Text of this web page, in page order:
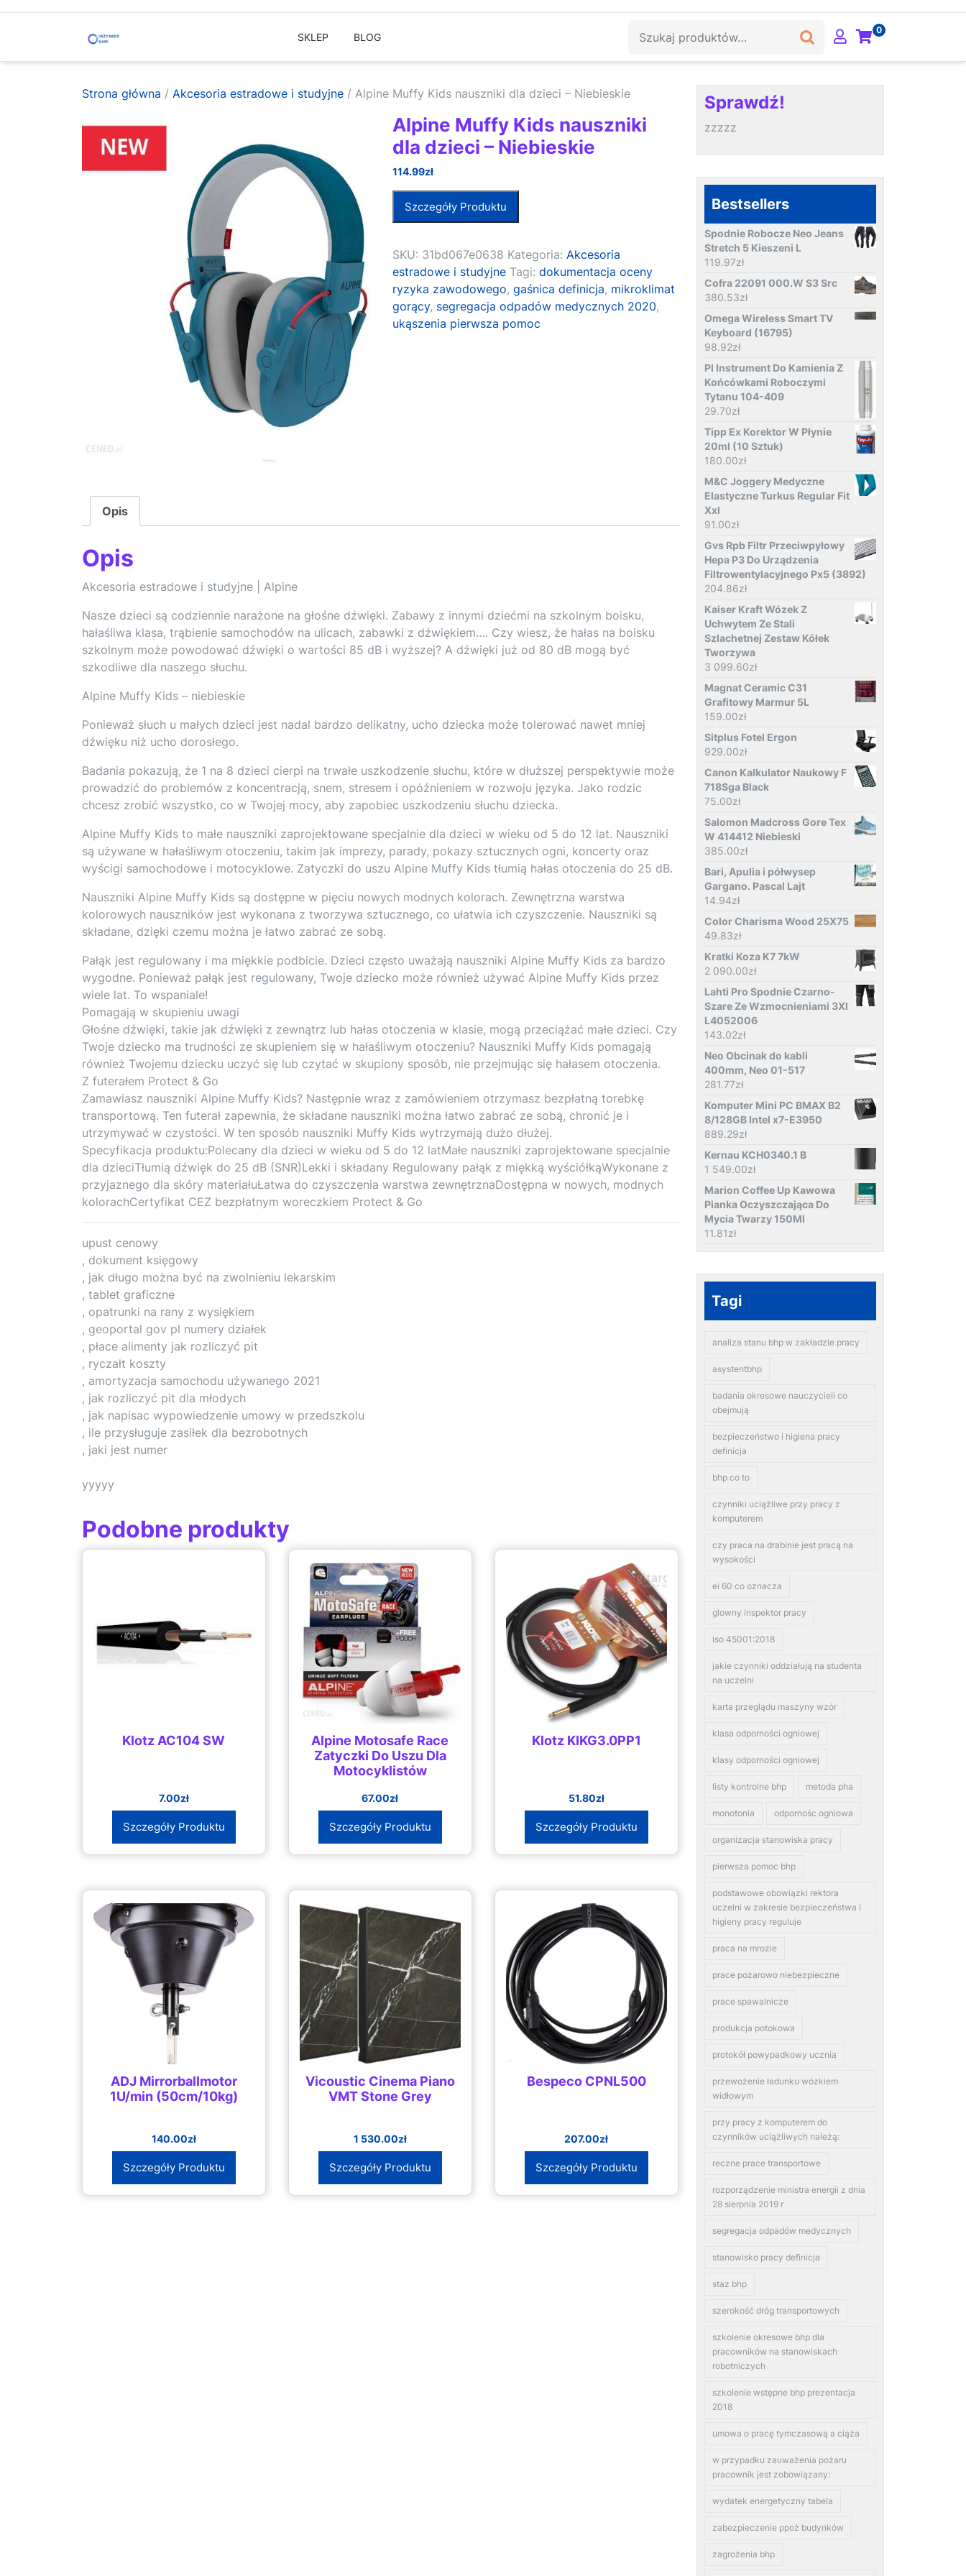
SKLEP BLOG
0
Strona główna / Akcesoria estradowe i studyjne / Alpine Muffy Kids nauszniki dla dzieci – Niebieskie
Alpine Muffy Kids nauszniki
dla dzieci – Niebieskie
114.99zł
Szczegóły Produktu
SKU: 31bd067e0638 Kategoria:Akcesoria
estradowe i studyjne Tagi:dokumentacja oceny
ryzyka zawodowego,gaśnica definicja, mikroklimat
gorący, segregacja odpadów medycznych 2020,
ukąszenia pierwsza pomoc
Opis
Opis
Akcesoria estradowe i studyjne | Alpine
Nasze dzieci są codziennie narażone na głośne dźwięki. Zabawy z innymi dziećmi na szkolnym boisku,
hałaśliwa klasa, trąbienie samochodów na ulicach, zabawki z dźwiękiem…. Czy wiesz, że hałas na boisku
szkolnym może powodować dźwięki o wartości 85 dB i wyższej? A dźwięki już od 80 dB mogą być
szkodliwe dla naszego słuchu.
Alpine Muffy Kids – niebieskie
Ponieważ słuch u małych dzieci jest nadal bardzo delikatny, ucho dziecka może tolerować nawet mniej
dźwięku niż ucho dorosłego.
Badania pokazują, że 1 na 8 dzieci cierpi na trwałe uszkodzenie słuchu, które w dłuższej perspektywie może
prowadzić do problemów z koncentracją, snem, stresem i opóźnieniem w rozwoju języka. Jako rodzic
chcesz zrobić wszystko, co w Twojej mocy, aby zapobiec uszkodzeniu słuchu dziecka.
Alpine Muffy Kids to małe nauszniki zaprojektowane specjalnie dla dzieci w wieku od 5 do 12 lat. Nauszniki
są używane w hałaśliwym otoczeniu, takim jak imprezy, parady, pokazy sztucznych ogni, koncerty oraz
wyścigi samochodowe i motocyklowe. Zatyczki do uszu Alpine Muffy Kids tłumią hałas otoczenia do 25 dB.
Nauszniki Alpine Muffy Kids są dostępne w pięciu nowych modnych kolorach. Zewnętrzna warstwa
kolorowych nauszników jest wykonana z tworzywa sztucznego, co ułatwia ich czyszczenie. Nauszniki są
składane, dzięki czemu można je łatwo zabrać ze sobą.
Pałąk jest regulowany i ma miękkie podbicie. Dzieci często uważają nauszniki Alpine Muffy Kids za bardzo
wygodne. Ponieważ pałąk jest regulowany, Twoje dziecko może również używać Alpine Muffy Kids przez
wiele lat. To wspaniale!
Pomagają w skupieniu uwagi
Głośne dźwięki, takie jak dźwięki z zewnątrz lub hałas otoczenia w klasie, mogą przeciążać małe dzieci. Czy
Twoje dziecko ma trudności ze skupieniem się w hałaśliwym otoczeniu? Nauszniki Muffy Kids pomagają
również Twojemu dziecku uczyć się lub czytać w skupiony sposób, nie przejmując się hałasem otoczenia.
Z futerałem Protect & Go
Zamawiasz nauszniki Alpine Muffy Kids? Następnie wraz z zamówieniem otrzymasz bezpłatną torebkę
transportową. Ten futerał zapewnia, że ​​składane nauszniki można łatwo zabrać ze sobą, chronić je i
utrzymywać w czystości. W ten sposób nauszniki Muffy Kids wytrzymają dużo dłużej.
Specyfikacja produktu:Polecany dla dzieci w wieku od 5 do 12 latMałe nauszniki zaprojektowane specjalnie
dla dzieciTłumią dźwięk do 25 dB (SNR)Lekki i składany Regulowany pałąk z miękką wyściółkąWykonane z
przyjaznego dla skóry materiałuŁatwa do czyszczenia warstwa zewnętrznaDostępna w nowych, modnych
kolorachCertyfikat CEZ bezpłatnym woreczkiem Protect & Go
upust cenowy
, dokument księgowy
, jak długo można być na zwolnieniu lekarskim
, tablet graficzne
, opatrunki na rany z wysiękiem
, geoportal gov pl numery działek
, płace alimenty jak rozliczyć pit
, ryczałt koszty
, amortyzacja samochodu używanego 2021
, jak rozliczyć pit dla młodych
, jak napisac wypowiedzenie umowy w przedszkolu
, ile przysługuje zasiłek dla bezrobotnych
, jaki jest numer
yyyyy
Podobne produkty
Klotz AC104 SW
7.00zł
Szczegóły Produktu
Alpine Motosafe Race
Zatyczki Do Uszu Dla
Motocyklistów
67.00zł
Szczegóły Produktu
Klotz KIKG3.0PP1
51.80zł
Szczegóły Produktu
ADJ Mirrorballmotor
1U/min (50cm/10kg)
140.00zł
Szczegóły Produktu
Vicoustic Cinema Piano
VMT Stone Grey
1 530.00zł
Szczegóły Produktu
Bespeco CPNL500
207.00zł
Szczegóły Produktu
Sprawdź!
zzzzz
Bestsellers
Spodnie Robocze Neo Jeans
Stretch 5 Kieszeni L
119.97zł
Cofra 22091 000.W S3 Src
380.53zł
Omega Wireless Smart TV
Keyboard (16795)
98.92zł
Pl Instrument Do Kamienia Z
Końcówkami Roboczymi
Tytanu 104-409
29.70zł
Tipp Ex Korektor W Płynie
20ml (10 Sztuk)
180.00zł
M&C Joggery Medyczne
Elastyczne Turkus Regular Fit
Xxl
91.00zł
Gvs Rpb Filtr Przeciwpyłowy
Hepa P3 Do Urządzenia
Filtrowentylacyjnego Px5 (3892)
204.86zł
Kaiser Kraft Wózek Z
Uchwytem Ze Stali
Szlachetnej Zestaw Kółek
Tworzywa
3 099.60zł
Magnat Ceramic C31
Grafitowy Marmur 5L
159.00zł
Sitplus Fotel Ergon
929.00zł
Canon Kalkulator Naukowy F
718Sga Black
75.00zł
Salomon Madcross Gore Tex
W 414412 Niebieski
385.00zł
Bari, Apulia i półwysep
Gargano. Pascal Lajt
14.94zł
Color Charisma Wood 25X75
49.83zł
Kratki Koza K7 7kW
2 090.00zł
Lahti Pro Spodnie Czarno-
Szare Ze Wzmocnieniami 3Xl
L4052006
143.02zł
Neo Obcinak do kabli
400mm, Neo 01-517
281.77zł
Komputer Mini PC BMAX B2
8/128GB Intel x7-E3950
889.29zł
Kernau KCH0340.1 B
1 549.00zł
Marion Coffee Up Kawowa
Pianka Oczyszczająca Do
Mycia Twarzy 150Ml
11.81zł
Tagi
analiza stanu bhp w zakładzie pracy
asystentbhp
badania okresowe nauczycieli co
obejmują
bezpieczeństwo i higiena pracy
definicja
bhp co to
czynniki uciążliwe przy pracy z
komputerem
czy praca na drabinie jest pracą na
wysokości
ei 60 co oznacza
glowny inspektor pracy
iso 45001:2018
jakie czynniki oddziałują na studenta
na uczelni
karta przeglądu maszyny wzór
klasa odporności ogniowej
klasy odporności ogniowej
listy kontrolne bhp metoda pha
monotonia odpornośc ogniowa
organizacja stanowiska pracy
pierwsza pomoc bhp
podstawowe obowiązki rektora
uczelni w zakresie bezpieczeństwa i
higieny pracy reguluje
praca na mrozie
prace pożarowo niebezpieczne
prace spawalnicze
produkcja potokowa
protokół powypadkowy ucznia
przewożenie ładunku wózkiem
widłowym
przy pracy z komputerem do
czynników uciążliwych należą:
reczne prace transportowe
rozporządzenie ministra energii z dnia
28 sierpnia 2019 r
segregacja odpadów medycznych
stanowisko pracy definicja
staz bhp
szerokość dróg transportowych
szkolenie okresowe bhp dla
pracowników na stanowiskach
robotniczych
szkolenie wstępne bhp prezentacja
2018
umowa o pracę tymczasową a ciąża
w przypadku zauważenia pożaru
pracownik jest zobowiązany:
wydatek energetyczny tabela
zabezpieczenie ppoż budynków
zagrożenia bhp